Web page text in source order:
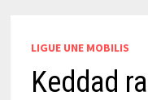
LIGUE UNE MOBILIS
Keddad